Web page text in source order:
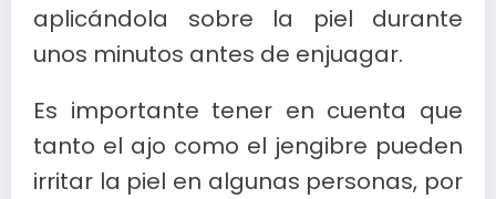
aplicándola sobre la piel durante
unos minutos antes de enjuagar.
Es importante tener en cuenta que
tanto el ajo como el jengibre pueden
irritar la piel en algunas personas, por